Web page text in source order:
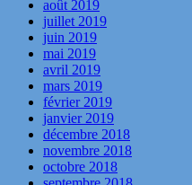
août 2019
juillet 2019
juin 2019
mai 2019
avril 2019
mars 2019
février 2019
janvier 2019
décembre 2018
novembre 2018
octobre 2018